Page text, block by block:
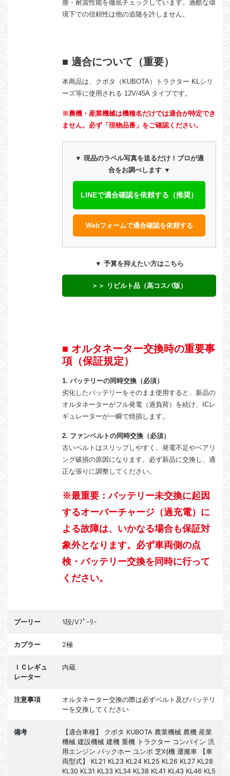
塵・耐震性能を徹底チェックしています。過酷な環
境下での信頼性は他の追随を許しません。
■ 適合について（重要）
本商品は、クボタ（KUBOTA）トラクター KLシリ
ーズ等に使用される 12V/45A タイプです。
※農機・産業機械は機種名だけでは適合が特定でき
ません。必ず「現物品番」をご確認ください。
▼ 現品のラベル写真を送るだけ！プロが適
合をお調べします ▼
LINEで適合確認を依頼する（推奨）
Webフォームで適合確認を依頼する
▼ 予算を抑えたい方はこちら
＞＞ リビルト品（高コスパ版）
■ オルタネーター交換時の重要事
項（保証規定）
1. バッテリーの同時交換（必須）
劣化したバッテリーをそのまま使用すると、新品の
オルタネーターがフル発電（過負荷）を続け、ICレ
ギュレーターが一瞬で焼損します。
2. ファンベルトの同時交換（必須）
古いベルトはスリップしやすく、発電不足やベアリ
ング破損の原因になります。必ず新品に交換し、適
正な張りに調整してください。
※最重要：バッテリー未交換に起因
するオーバーチャージ（過充電）に
よる故障は、いかなる場合も保証対
象外となります。必ず車両側の点
検・バッテリー交換を同時に行って
ください。
プーリー 1段/Vﾌﾟｰﾘｰ
カプラー 2極
ＩＣレギュ
レーター
内蔵
注意事項
オルタネーター交換の際は必ずベルト及びバッテリ
ーを交換してください
備考
【適合車種】 クボタ KUBOTA 農業機械 農機 産業
機械 建設機械 建機 重機 トラクター コンバイン 汎
用エンジン バックホー ユンボ 芝刈機 運搬車 【車
両型式】 KL21 KL23 KL24 KL25 KL26 KL27 KL28
KL30 KL31 KL33 KL34 KL38 KL41 KL43 KL46 KL5